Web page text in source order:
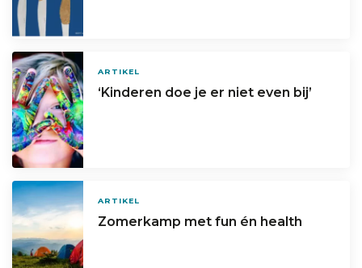
ARTIKEL
‘Kinderen doe je er niet even bij’
ARTIKEL
Zomerkamp met fun én health